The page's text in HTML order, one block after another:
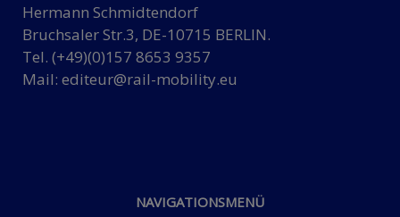
Hermann Schmidtendorf
Bruchsaler Str.3, DE-10715 BERLIN.
Tel. (+49)(0)157 8653 9357
Mail: editeur@rail-mobility.eu
NAVIGATIONSMENÜ